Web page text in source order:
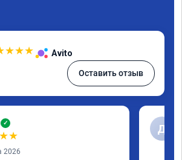
★★★ Avito
Оставить отзыв
✓
★★
2026
Д